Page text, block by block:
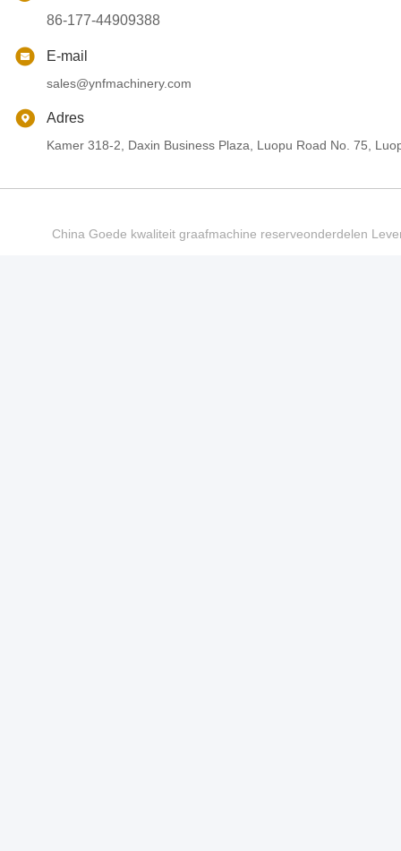
86-177-44909388
E-mail
sales@ynfmachinery.com
Adres
Kamer 318-2, Daxin Business Plaza, Luopu Road No. 75,
China Goede kwaliteit graafmachine reserveonderdelen